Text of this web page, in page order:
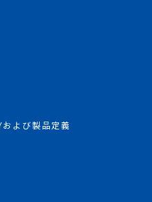
よび製品定義